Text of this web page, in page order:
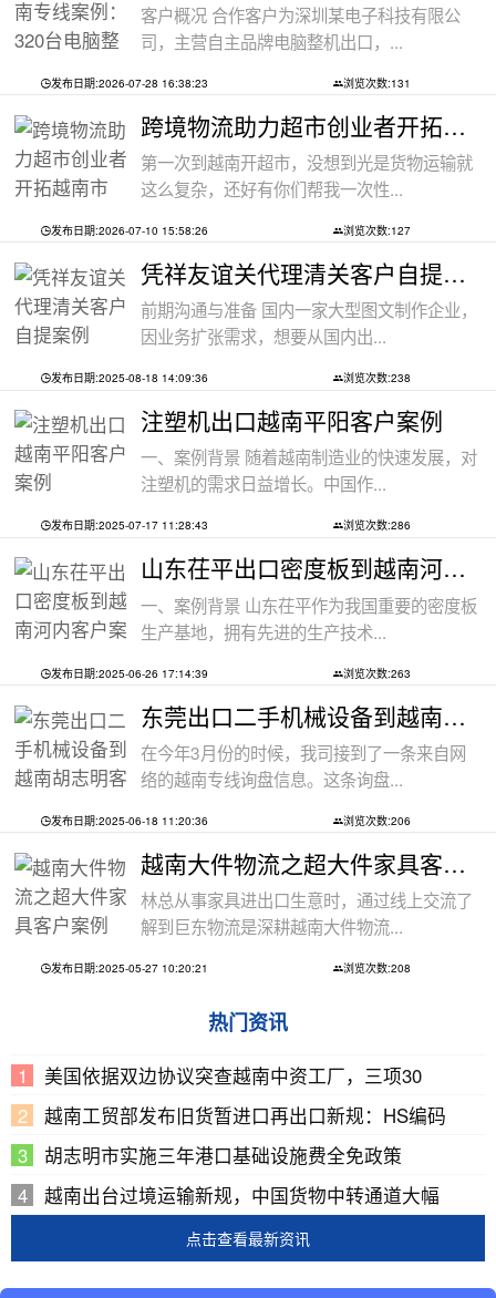
客户概况 合作客户为深圳某电子科技有限公
司，主营自主品牌电脑整机出口，...
发布日期:2026-07-28 16:38:23 浏览次数:131
跨境物流助力超市创业者开拓越南市场：
第一次到越南开超市，没想到光是货物运输就
这么复杂，还好有你们帮我一次性...
发布日期:2026-07-10 15:58:26 浏览次数:127
凭祥友谊关代理清关客户自提案例
前期沟通与准备 国内一家大型图文制作企业，
因业务扩张需求，想要从国内出...
发布日期:2025-08-18 14:09:36 浏览次数:238
注塑机出口越南平阳客户案例
一、案例背景 随着越南制造业的快速发展，对
注塑机的需求日益增长。中国作...
发布日期:2025-07-17 11:28:43 浏览次数:286
山东茌平出口密度板到越南河内客户案例
一、案例背景 山东茌平作为我国重要的密度板
生产基地，拥有先进的生产技术...
发布日期:2025-06-26 17:14:39 浏览次数:263
东莞出口二手机械设备到越南胡志明客户
在今年3月份的时候，我司接到了一条来自网
络的越南专线询盘信息。这条询盘...
发布日期:2025-06-18 11:20:36 浏览次数:206
越南大件物流之超大件家具客户案例
林总从事家具进出口生意时，通过线上交流了
解到巨东物流是深耕越南大件物流...
发布日期:2025-05-27 10:20:21 浏览次数:208
热门资讯
美国依据双边协议突查越南中资工厂，三项30
越南工贸部发布旧货暂进口再出口新规：HS编码
胡志明市实施三年港口基础设施费全免政策
越南出台过境运输新规，中国货物中转通道大幅
点击查看最新资讯